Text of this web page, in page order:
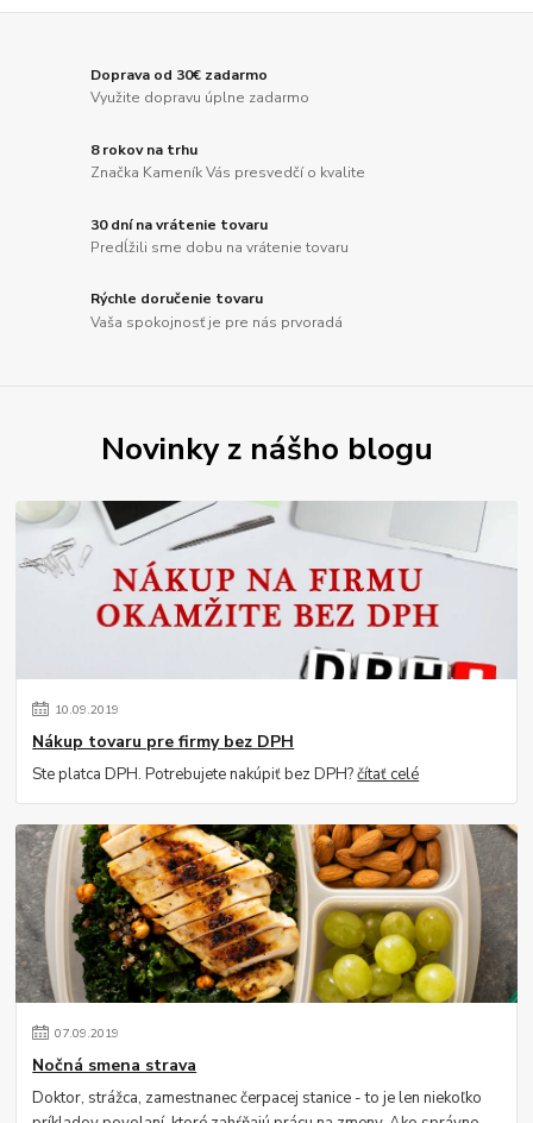
Doprava od 30€ zadarmo
Využite dopravu úplne zadarmo
8 rokov na trhu
Značka Kameník Vás presvedčí o kvalite
30 dní na vrátenie tovaru
Predĺžili sme dobu na vrátenie tovaru
Rýchle doručenie tovaru
Vaša spokojnosť je pre nás prvoradá
Novinky z nášho blogu
10.09.2019
Nákup tovaru pre firmy bez DPH
Ste platca DPH. Potrebujete nakúpiť bez DPH?čítať celé
07.09.2019
Nočná smena strava
Doktor, strážca, zamestnanec čerpacej stanice - to je len niekoľko